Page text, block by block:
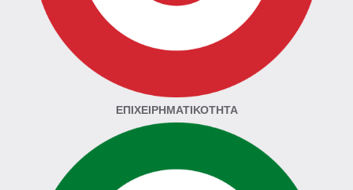
ΕΠΙΧΕΙΡΗΜΑΤΙΚΌΤΗΤΑ